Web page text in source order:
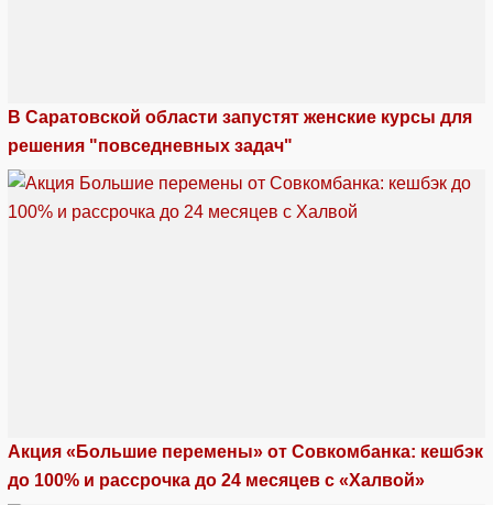
В Саратовской области запустят женские курсы для
решения "повседневных задач"
Акция «Большие перемены» от Совкомбанка: кешбэк
до 100% и рассрочка до 24 месяцев с «Халвой»